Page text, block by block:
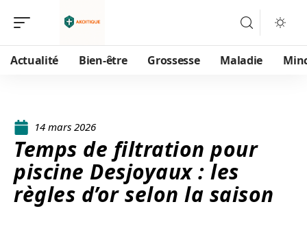
Actualité Bien-être Grossesse Maladie
14 mars 2026
Temps de filtration pour
piscine Desjoyaux : les
règles d’or selon la saison